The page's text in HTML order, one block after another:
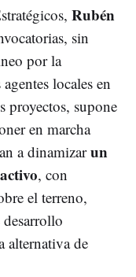
Rubén
sin
por la
locales en
proyectos, supone
en marcha
a dinamizarun
, con
el terreno,
alternativa de